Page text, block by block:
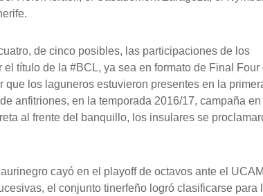
de cinco posibles, las participaciones de los
título de la #BCL, ya sea en formato de Final Four
que los laguneros estuvieron presentes en la
anfitriones, en la temporada 2016/17, campaña en
al frente del banquillo, los insulares se
cayó en el playoff de octavos ante el UCAM
el conjunto tinerfeño logró clasificarse para